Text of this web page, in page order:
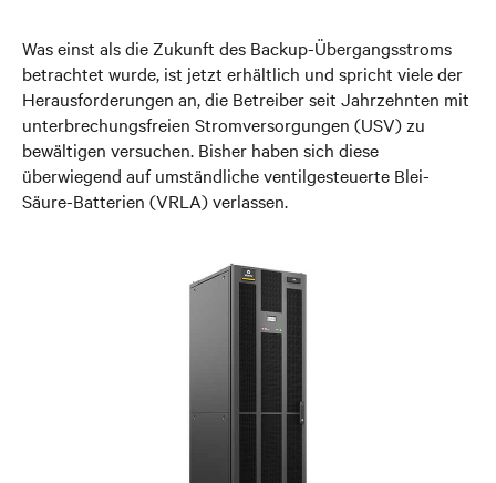
Was einst als die Zukunft des Backup-Übergangsstroms
betrachtet wurde, ist jetzt erhältlich und spricht viele der
Herausforderungen an, die Betreiber seit Jahrzehnten mit
unterbrechungsfreien Stromversorgungen (USV) zu
bewältigen versuchen. Bisher haben sich diese
überwiegend auf umständliche ventilgesteuerte Blei-
Säure-Batterien (VRLA) verlassen.